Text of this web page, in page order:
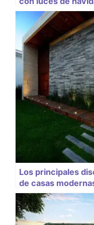
Los principales
de casas